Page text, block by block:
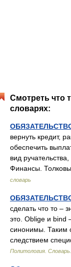
Смотреть что
словарях:
вернуть кредит,
обеспечить
вид
Финансы.
словарь
сделать что то –
это. Oblige и bind
синонимы. Таким
следствием
Политология. Словарь.